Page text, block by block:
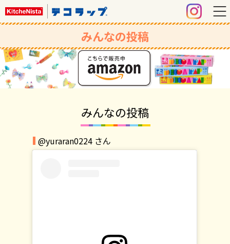
みんなの投稿
みんなの投稿
@yuraran0224 さん